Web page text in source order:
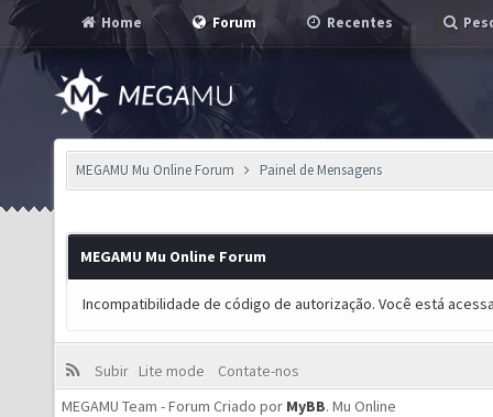
Home Forum Recentes
MEGAMU Mu Online Forum Painel de Mensagens
MEGAMU Mu Online Forum
Incompatibilidade de código de autorização. Você está
Subir Lite mode
Contate-nos
MEGAMU Team - Forum Criado por MyBB. Mu Online